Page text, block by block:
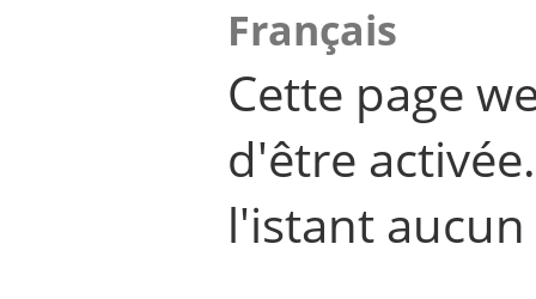
Français
Cette page
d'être
l'istant